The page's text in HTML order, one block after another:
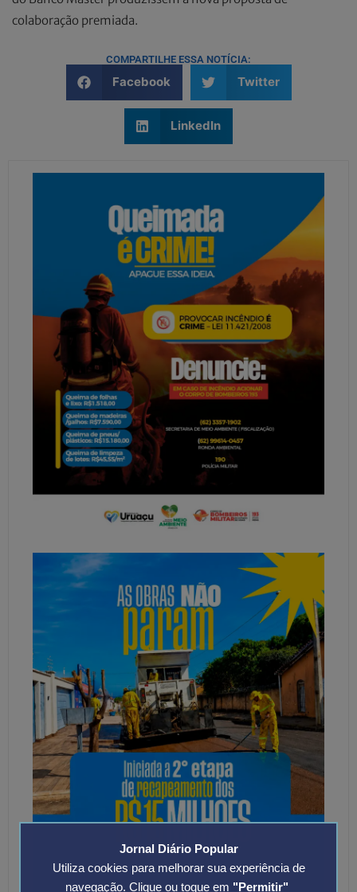
Jornal Diário Popular
Utiliza cookies para melhorar sua experiência de
navegação. Clique ou toque em "Permitir"
colaboração premiada.
COMPARTILHE ESSA NOTÍCIA:
Facebook Twitter
LinkedIn